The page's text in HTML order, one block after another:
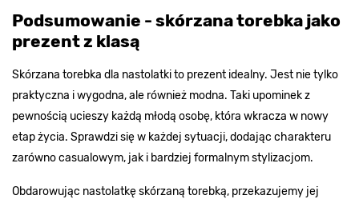
Podsumowanie - skórzana torebka jako
prezent z klasą
Skórzana torebka dla nastolatki to prezent idealny. Jest nie tylko
praktyczna i wygodna, ale również modna. Taki upominek z
pewnością ucieszy każdą młodą osobę, która wkracza w nowy
etap życia. Sprawdzi się w każdej sytuacji, dodając charakteru
zarówno casualowym, jak i bardziej formalnym stylizacjom.
Obdarowując nastolatkę skórzaną torebką, przekazujemy jej